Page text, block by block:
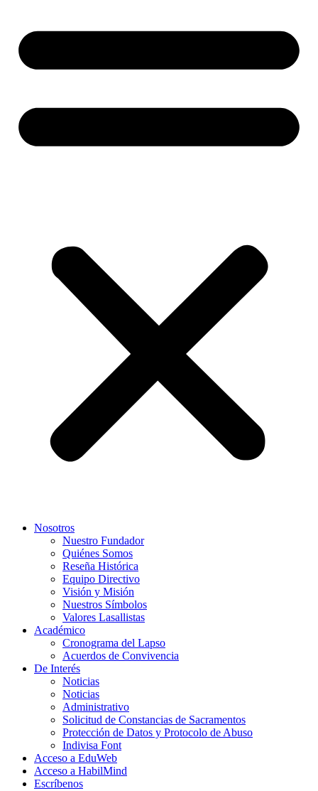
Nosotros
Nuestro Fundador
Quiénes Somos
Reseña Histórica
Equipo Directivo
Visión y Misión
Nuestros Símbolos
Valores Lasallistas
Académico
Cronograma del Lapso
Acuerdos de Convivencia
De Interés
Noticias
Noticias
Administrativo
Solicitud de Constancias de Sacramentos
Protección de Datos y Protocolo de Abuso
Indivisa Font
Acceso a EduWeb
Acceso a HabilMind
Escríbenos